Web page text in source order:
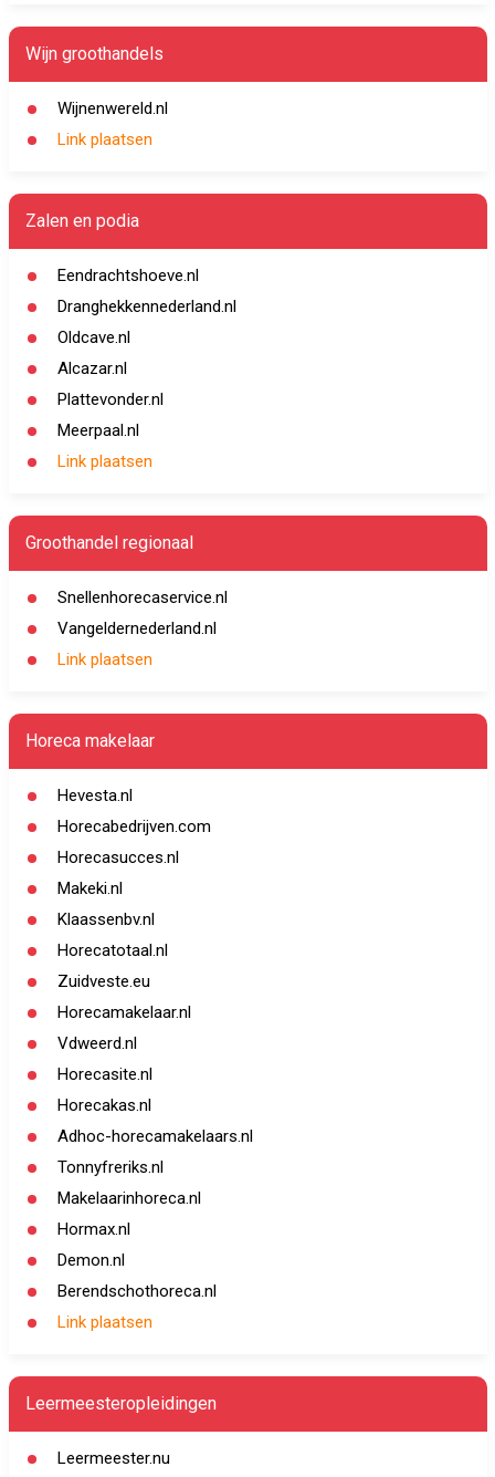
Wijn groothandels
Wijnenwereld.nl
Link plaatsen
Zalen en podia
Eendrachtshoeve.nl
Dranghekkennederland.nl
Oldcave.nl
Alcazar.nl
Plattevonder.nl
Meerpaal.nl
Link plaatsen
Groothandel regionaal
Snellenhorecaservice.nl
Vangeldernederland.nl
Link plaatsen
Horeca makelaar
Hevesta.nl
Horecabedrijven.com
Horecasucces.nl
Makeki.nl
Klaassenbv.nl
Horecatotaal.nl
Zuidveste.eu
Horecamakelaar.nl
Vdweerd.nl
Horecasite.nl
Horecakas.nl
Adhoc-horecamakelaars.nl
Tonnyfreriks.nl
Makelaarinhoreca.nl
Hormax.nl
Demon.nl
Berendschothoreca.nl
Link plaatsen
Leermeesteropleidingen
Leermeester.nu